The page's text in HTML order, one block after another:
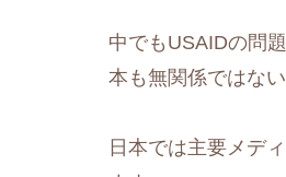
中でもUSAIDの問
本も無関係ではない
日本では主要メデ